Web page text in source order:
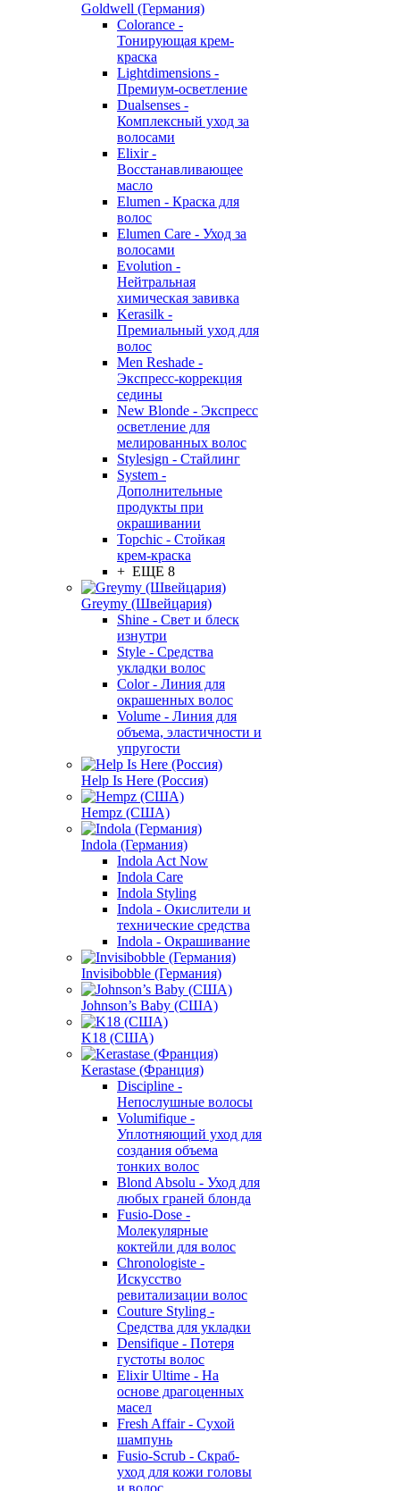
Goldwell (Германия)
Colorance -
Тонирующая крем-
краска
Lightdimensions -
Премиум-осветление
Dualsenses -
Комплексный уход за
волосами
Elixir -
Восстанавливающее
масло
Elumen - Краска для
волос
Elumen Care - Уход за
волосами
Evolution -
Нейтральная
химическая завивка
Kerasilk -
Премиальный уход для
волос
Men Reshade -
Экспресс-коррекция
седины
New Blonde - Экспресс
осветление для
мелированных волос
Stylesign - Стайлинг
System -
Дополнительные
продукты при
окрашивании
Topchic - Стойкая
крем-краска
+ ЕЩЕ 8
Greymy (Швейцария)
Shine - Свет и блеск
изнутри
Style - Средства
укладки волос
Color - Линия для
окрашенных волос
Volume - Линия для
объема, эластичности и
упругости
Help Is Here (Россия)
Hempz (США)
Indola (Германия)
Indola Act Now
Indola Care
Indola Styling
Indola - Окислители и
технические средства
Indola - Окрашивание
Invisibobble (Германия)
Johnson’s Baby (США)
K18 (США)
Kerastase (Франция)
Discipline -
Непослушные волосы
Volumifique -
Уплотняющий уход для
создания объема
тонких волос
Blond Absolu - Уход для
любых граней блонда
Fusio-Dose -
Молекулярные
коктейли для волос
Chronologiste -
Искусство
ревитализации волос
Couture Styling -
Средства для укладки
Densifique - Потеря
густоты волос
Elixir Ultime - На
основе драгоценных
масел
Fresh Affair - Сухой
шампунь
Fusio-Scrub - Скраб-
уход для кожи головы
и волос